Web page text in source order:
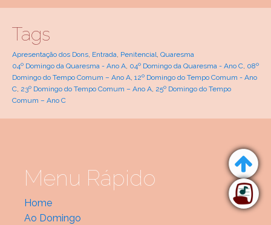
Tags
Apresentação dos Dons, Entrada, Penitencial, Quaresma
04º Domingo da Quaresma - Ano A, 04º Domingo da Quaresma - Ano C, 08º
Domingo do Tempo Comum – Ano A, 12º Domingo do Tempo Comum - Ano
C, 23º Domingo do Tempo Comum – Ano A, 25º Domingo do Tempo
Comum – Ano C
Menu Rápido
Home
Ao Domingo